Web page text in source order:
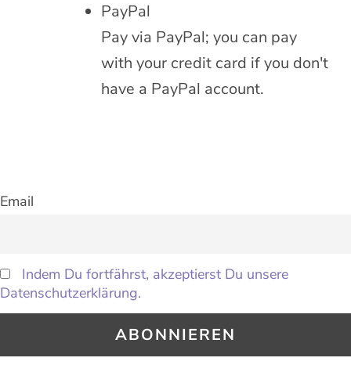
PayPal
Pay via PayPal; you can pay
with your credit card if you don't
have a PayPal account.
Email
Indem Du fortfährst, akzeptierst Du unsere
Datenschutzerklärung.